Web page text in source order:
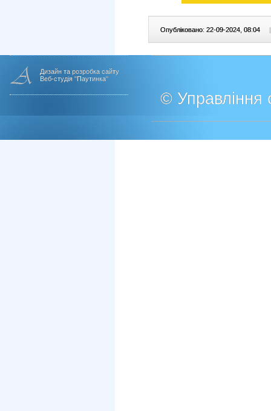
Опубліковано: 22-09-2024, 08:04 |
Дизайн та розробка сайту
Веб-студія "Паутинка"
© Управління